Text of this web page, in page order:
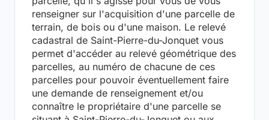
renseigner sur l'acquisition d'une parcelle de
terrain, de bois ou d'une maison. Le relevé
cadastral de Saint-Pierre-du-Jonquet vous
permet d'accéder au relevé géométrique des
parcelles, au numéro de chacune de ces
parcelles pour pouvoir éventuellement faire
une demande de renseignement et/ou
connaître le propriétaire d'une parcelle se